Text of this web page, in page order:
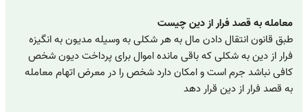
معامله به قصد فرار از دین چیست
طبق قانون انتقال دادن مال به هر شکلی به وسیله مدیون به انگیزه
فرار از دین به شکلی که باقی مانده اموال برای پرداخت دیون شخص
کافی نباشد جرم است و امکان دارد شخص را در معرض اتهام معامله
به قصد فرار از دین قرار دهد